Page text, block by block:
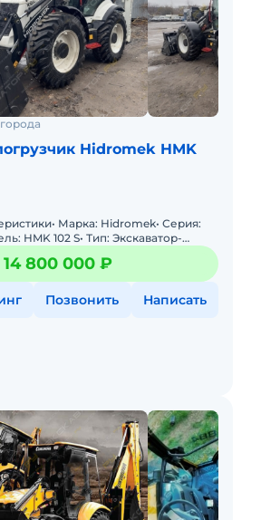
ковш 600 мм с зубьями;
фонарей.
продажа в лизинг.
Hidromek HMK
Марка: Hidromek• Серия:
HMK 102 S• Тип: Экскаватор-
2025• Стр
14 800 000 ₽
Позвонить Написать